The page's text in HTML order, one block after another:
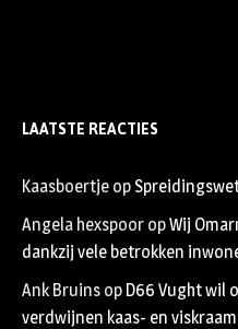
LAATSTE REACTIES
Kaasboertje op
Angela hexspoor opWij
dankzij vele betrokken
Ank Bruins op D66 Vught wil
verdwijnen kaas- en